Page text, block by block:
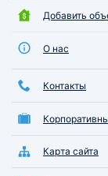
Добавить
О нас
Контакты
Карта сайта